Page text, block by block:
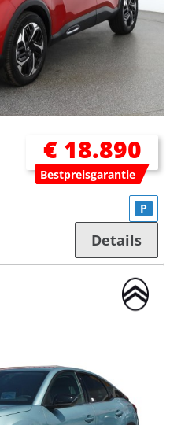
€ 18.890
Bestpreisgarantie
P
Details